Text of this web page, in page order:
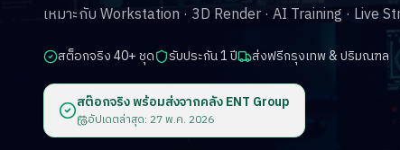
เหมาะกับ Workstation · 3D Render · AI Training · Live
สต็อกจริง 40+ ชุด รับประกัน 1 ปี ส่งฟรีกรุงเทพ & ปริมณฑล
สต๊อกจริง พร้อมส่งจากคลัง ENT Group
อัปเดตล่าสุด: 27 พ.ค. 2026